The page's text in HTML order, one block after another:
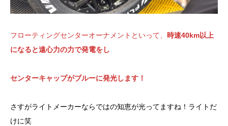
フローティングセンターオーナメントといって、 時速40km以上
になると遠心力の力で発電をし
センターキャップがブルーに発光します！
さすがライトメーカーならではの知恵が光ってますね！ライトだ
けに笑